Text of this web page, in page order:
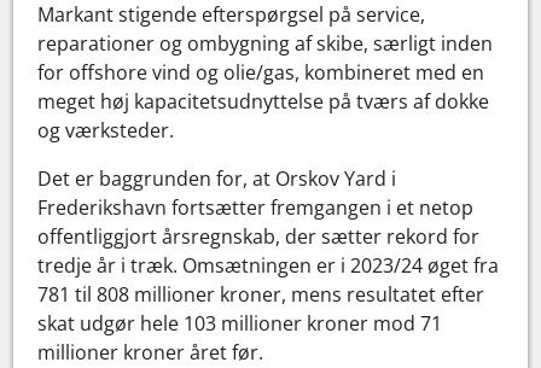
Markant stigende efterspørgsel på service,
reparationer og ombygning af skibe, særligt inden
for offshore vind og olie/gas, kombineret med en
meget høj kapacitetsudnyttelse på tværs af dokke
og værksteder.
Det er baggrunden for, at Orskov Yard i
Frederikshavn fortsætter fremgangen i et netop
offentliggjort årsregnskab, der sætter rekord for
tredje år i træk. Omsætningen er i 2023/24 øget fra
781 til 808 millioner kroner, mens resultatet efter
skat udgør hele 103 millioner kroner mod 71
millioner kroner året før.